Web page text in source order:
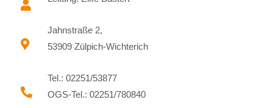
Jahnstraße 2,
53909 Zülpich-Wichterich
Tel.: 02251/53877
OGS-Tel.: 02251/780840